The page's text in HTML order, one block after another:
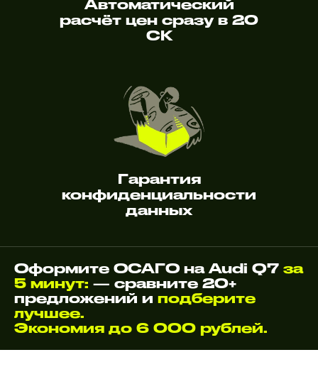
Автоматический
расчёт цен сразу в 20
СК
Гарантия
конфиденциальности
данных
Оформите ОСАГО на Audi Q7 за
5 минут: — сравните 20+
предложений и подберите
лучшее.
Экономия до 6 000 рублей.